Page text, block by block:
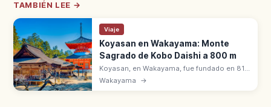
TAMBIÉN LEE →
Viaje
Koyasan en Wakayama: Monte
Sagrado de Kobo Daishi a 800 m
Koyasan, en Wakayama, fue fundado en 816
por Kobo Daishi (Kukai), a 800 m de altitud.
Patrimonio UNESCO con shukubo y cocina
Wakayama →